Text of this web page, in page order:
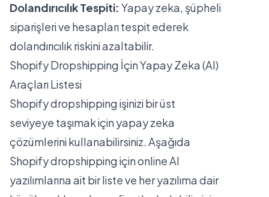
Dolandırıcılık Tespiti: Yapay zeka, şüpheli
siparişleri ve hesapları tespit ederek
dolandırıcılık riskini azaltabilir.
Shopify Dropshipping İçin Yapay Zeka (AI)
Araçları Listesi
Shopify dropshipping işinizi bir üst
seviyeye taşımak için yapay zeka
çözümlerini kullanabilirsiniz. Aşağıda
Shopify dropshipping için online AI
yazılımlarına ait bir liste ve her yazılıma dair